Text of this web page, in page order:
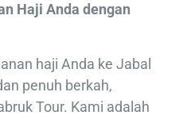
Haji Anda dengan
haji Anda ke Jabal
penuh berkah,
Tour. Kami adalah